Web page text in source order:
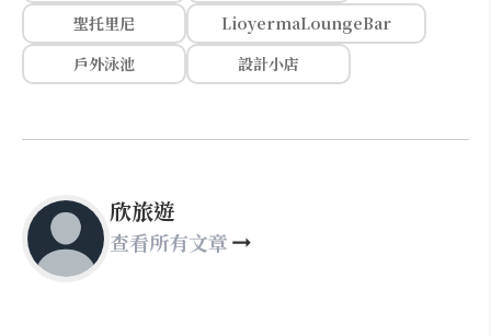
聖托里尼
LioyermaLoungeBar
戶外泳池
設計小店
欣旅遊
查看所有文章